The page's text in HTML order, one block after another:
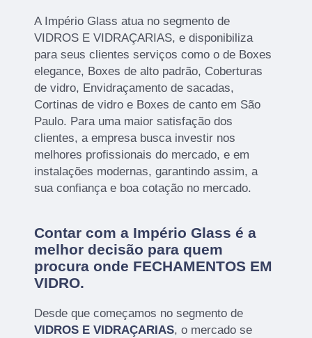
A Império Glass atua no segmento de
VIDROS E VIDRAÇARIAS, e disponibiliza
para seus clientes serviços como o de Boxes
elegance, Boxes de alto padrão, Coberturas
de vidro, Envidraçamento de sacadas,
Cortinas de vidro e Boxes de canto em São
Paulo. Para uma maior satisfação dos
clientes, a empresa busca investir nos
melhores profissionais do mercado, e em
instalações modernas, garantindo assim, a
sua confiança e boa cotação no mercado.
Contar com a Império Glass é a
melhor decisão para quem
procura onde FECHAMENTOS EM
VIDRO.
Desde que começamos no segmento de
VIDROS E VIDRAÇARIAS, o mercado se